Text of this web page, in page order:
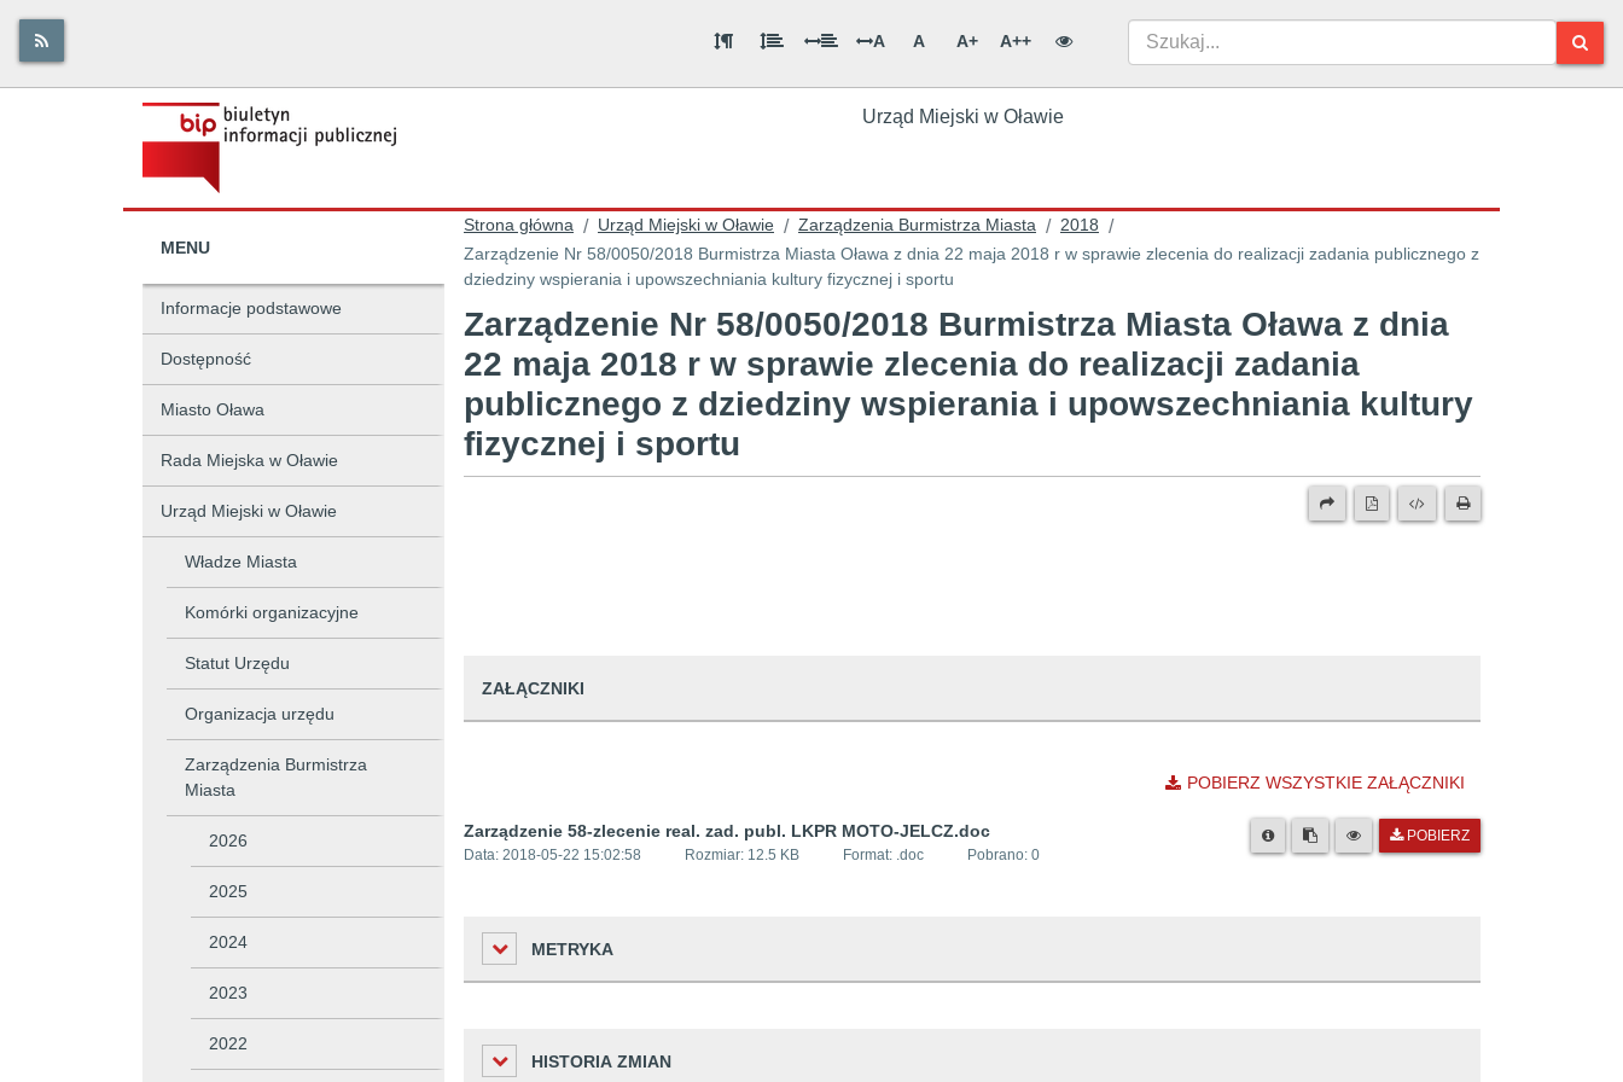
A A A+ A++
Urząd Miejski w Oławie
MENU
Informacje podstawowe
Dostępność
Miasto Oława
Rada Miejska w Oławie
Urząd Miejski w Oławie
Władze Miasta
Komórki organizacyjne
Statut Urzędu
Organizacja urzędu
Zarządzenia Burmistrza
Miasta
2026
2025
2024
2023
2022
Strona główna / Urząd Miejski w Oławie / Zarządzenia Burmistrza Miasta / 2018 /
Zarządzenie Nr 58/0050/2018 Burmistrza Miasta Oława z dnia 22 maja 2018 r w sprawie zlecenia do realizacji zadania publicznego z
dziedziny wspierania i upowszechniania kultury fizycznej i sportu
Zarządzenie Nr 58/0050/2018 Burmistrza Miasta Oława z dnia
22 maja 2018 r w sprawie zlecenia do realizacji zadania
publicznego z dziedziny wspierania i upowszechniania kultury
fizycznej i sportu
ZAŁĄCZNIKI
POBIERZ WSZYSTKIE ZAŁĄCZNIKI
Zarządzenie 58-zlecenie real. zad. publ. LKPR MOTO-JELCZ.doc
Data: 2018-05-22 15:02:58 Rozmiar: 12.5 KB Format: .doc Pobrano: 0
POBIERZ
METRYKA
Liczba odwiedzin
HISTORIA ZMIAN